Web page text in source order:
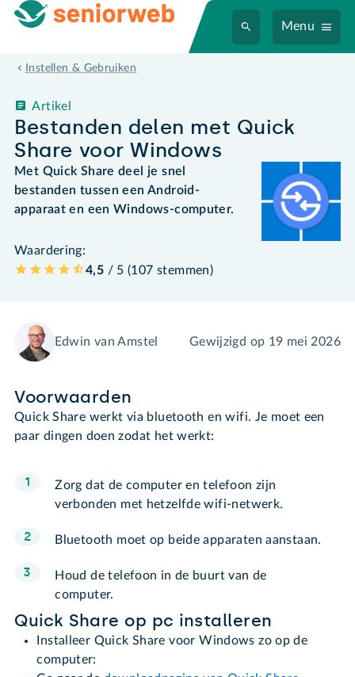
Menu
Instellen & Gebruiken
Bestanden delen met Quick
Share voor Windows
Artikel
Met Quick Share deel je snel
bestanden tussen een Android-
apparaat en een Windows-computer.
Waardering:
4,5 / 5 (107 stemmen)
Edwin van Amstel Gewijzigd op 19 mei 2026
Voorwaarden
Quick Share werkt via bluetooth en wifi. Je moet een
paar dingen doen zodat het werkt:
Zorg dat de computer en telefoon zijn
verbonden met hetzelfde wifi-netwerk.
Bluetooth moet op beide apparaten aanstaan.
Houd de telefoon in de buurt van de
computer.
Quick Share op pc installeren
Installeer Quick Share voor Windows zo op de
computer: